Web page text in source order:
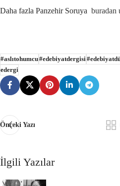
Daha fazla Panzehir Soruya buradan
#aslıtohumcu#edebiyatdergisi
edergi
Önceki Yazı
İlgili Yazılar